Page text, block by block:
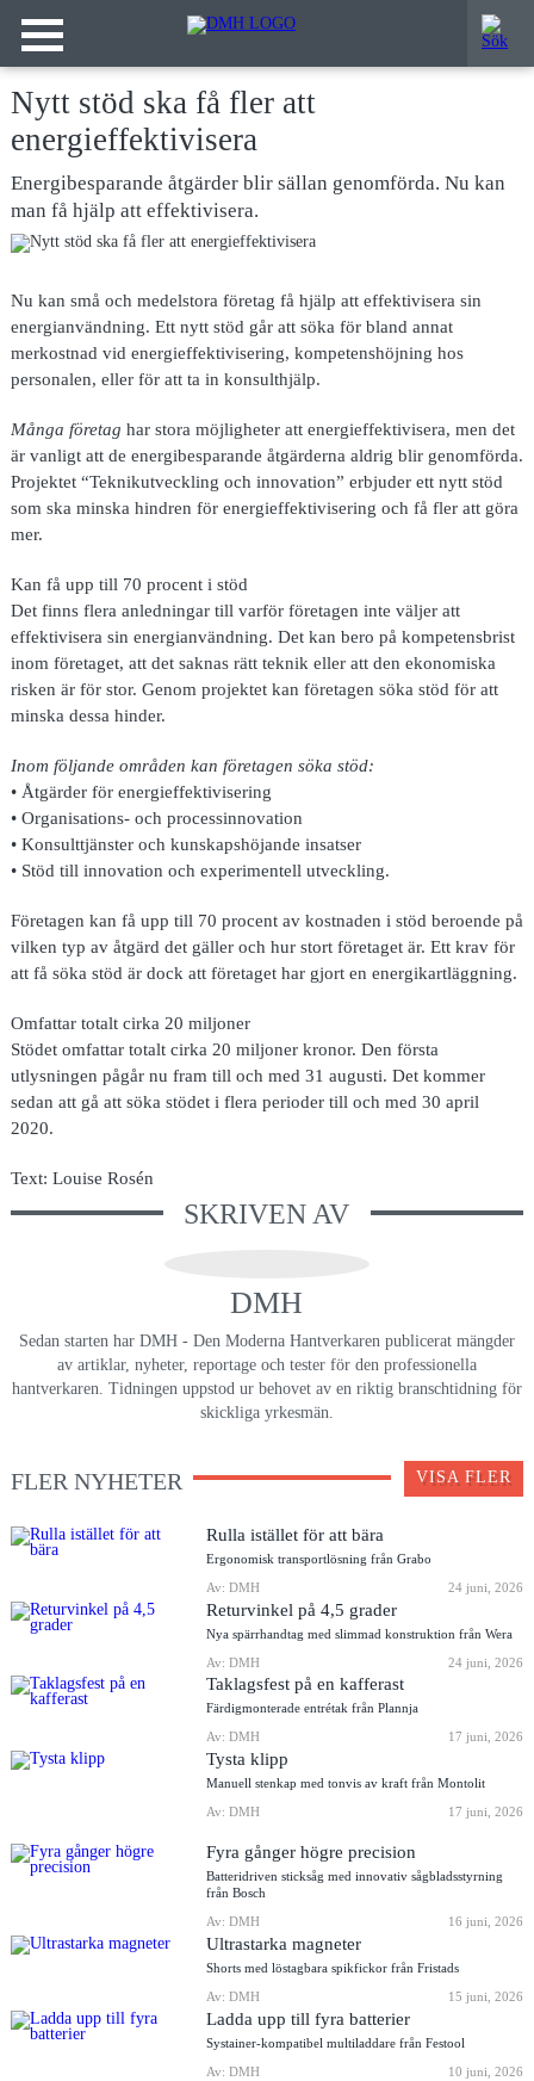
Nytt stöd ska få fler att
energieffektivisera
Energibesparande åtgärder blir sällan genomförda. Nu kan
man få hjälp att effektivisera.
Nu kan små och medelstora företag få hjälp att effektivisera sin
energianvändning. Ett nytt stöd går att söka för bland annat
merkostnad vid energieffektivisering, kompetenshöjning hos
personalen, eller för att ta in konsulthjälp.
Många företag har stora möjligheter att energieffektivisera, men det
är vanligt att de energibesparande åtgärderna aldrig blir genomförda.
Projektet “Teknikutveckling och innovation” erbjuder ett nytt stöd
som ska minska hindren för energieffektivisering och få fler att göra
mer.
Kan få upp till 70 procent i stöd
Det finns flera anledningar till varför företagen inte väljer att
effektivisera sin energianvändning. Det kan bero på kompetensbrist
inom företaget, att det saknas rätt teknik eller att den ekonomiska
risken är för stor. Genom projektet kan företagen söka stöd för att
minska dessa hinder.
Inom följande områden kan företagen söka stöd:
• Åtgärder för energieffektivisering
• Organisations- och processinnovation
• Konsulttjänster och kunskapshöjande insatser
• Stöd till innovation och experimentell utveckling.
Företagen kan få upp till 70 procent av kostnaden i stöd beroende på
vilken typ av åtgärd det gäller och hur stort företaget är. Ett krav för
att få söka stöd är dock att företaget har gjort en energikartläggning.
Omfattar totalt cirka 20 miljoner
Stödet omfattar totalt cirka 20 miljoner kronor. Den första
utlysningen pågår nu fram till och med 31 augusti. Det kommer
sedan att gå att söka stödet i flera perioder till och med 30 april
2020.
Text: Louise Rosén
SKRIVEN AV
DMH
Sedan starten har DMH - Den Moderna Hantverkaren publicerat mängder
av artiklar, nyheter, reportage och tester för den professionella
hantverkaren. Tidningen uppstod ur behovet av en riktig branschtidning för
skickliga yrkesmän.
FLER NYHETER VISA FLER
Rulla istället för att bära
Ergonomisk transportlösning från Grabo
Av: DMH
24 juni, 2026
Returvinkel på 4,5 grader
Nya spärrhandtag med slimmad konstruktion från Wera
Av: DMH
24 juni, 2026
Taklagsfest på en kafferast
Färdigmonterade entrétak från Plannja
Av: DMH
17 juni, 2026
Tysta klipp
Manuell stenkap med tonvis av kraft från Montolit
Av: DMH
17 juni, 2026
Fyra gånger högre precision
Batteridriven sticksåg med innovativ sågbladsstyrning
från Bosch
Av: DMH
16 juni, 2026
Ultrastarka magneter
Shorts med löstagbara spikfickor från Fristads
Av: DMH
15 juni, 2026
Ladda upp till fyra batterier
Systainer-kompatibel multiladdare från Festool
Av: DMH
10 juni, 2026